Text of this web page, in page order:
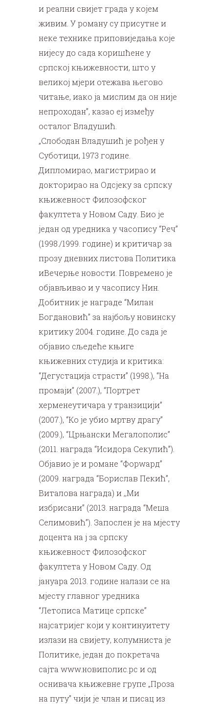
и реални свијет града у којем
живим. У роману су присутне и
неке технике приповиједања које
нијесу до сада коришћене у
српској књижевности, што у
великој мјери отежава његово
читање, иако ја мислим да он није
непроходан”, казао еј између
осталог Владушић.
„Слободан Владушић је рођен у
Суботици, 1973 године.
Дипломирао, магистрирао и
докторирао на Одсјеку за српску
књижевност Филозофског
факултета у Новом Саду. Био је
један од уредника у часопису “Реч”
(1998./1999. године) и критичар за
прозу дневних листова Политика
иВечерње новости. Повремено је
објављивао и у часопису Нин.
Добитник је награде “Милан
Богдановић” за најбољу новинску
критику 2004. године. До сада је
објавио сљедеће књиге
књижевних студија и критика:
“Дегустација страсти” (1998.), “На
промаји” (2007.), “Портрет
херменеутичара у транзицији”
(2007.), “Ко је убио мртву драгу”
(2009.), “Црњански Мегалополис”
(2011. награда “Исидора Секулић”).
Објавио је и романе “Форwард”
(2009. награда “Борислав Пекић”,
Виталова награда) и ,,Ми
избрисани” (2013. награда “Меша
Селимовић”). Запослен је на мјесту
доцента на ј за српску
књижевност Филозофског
факултета у Новом Саду. Од
јануара 2013. године налази се на
мјесту главног уредника
“Летописа Матице српске”
најсатријег који у континуитету
излази на свијету, колумниста је
Политике, један до покретача
сајта www.новиполис.рс и од
оснивача књижевне групе „Проза
на путу” чији је члан и писац из